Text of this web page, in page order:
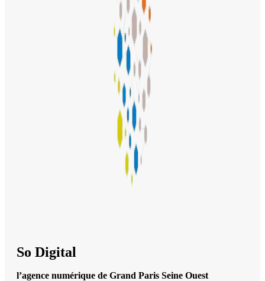
So Digital
l’agence numérique de Grand Paris Seine Ouest